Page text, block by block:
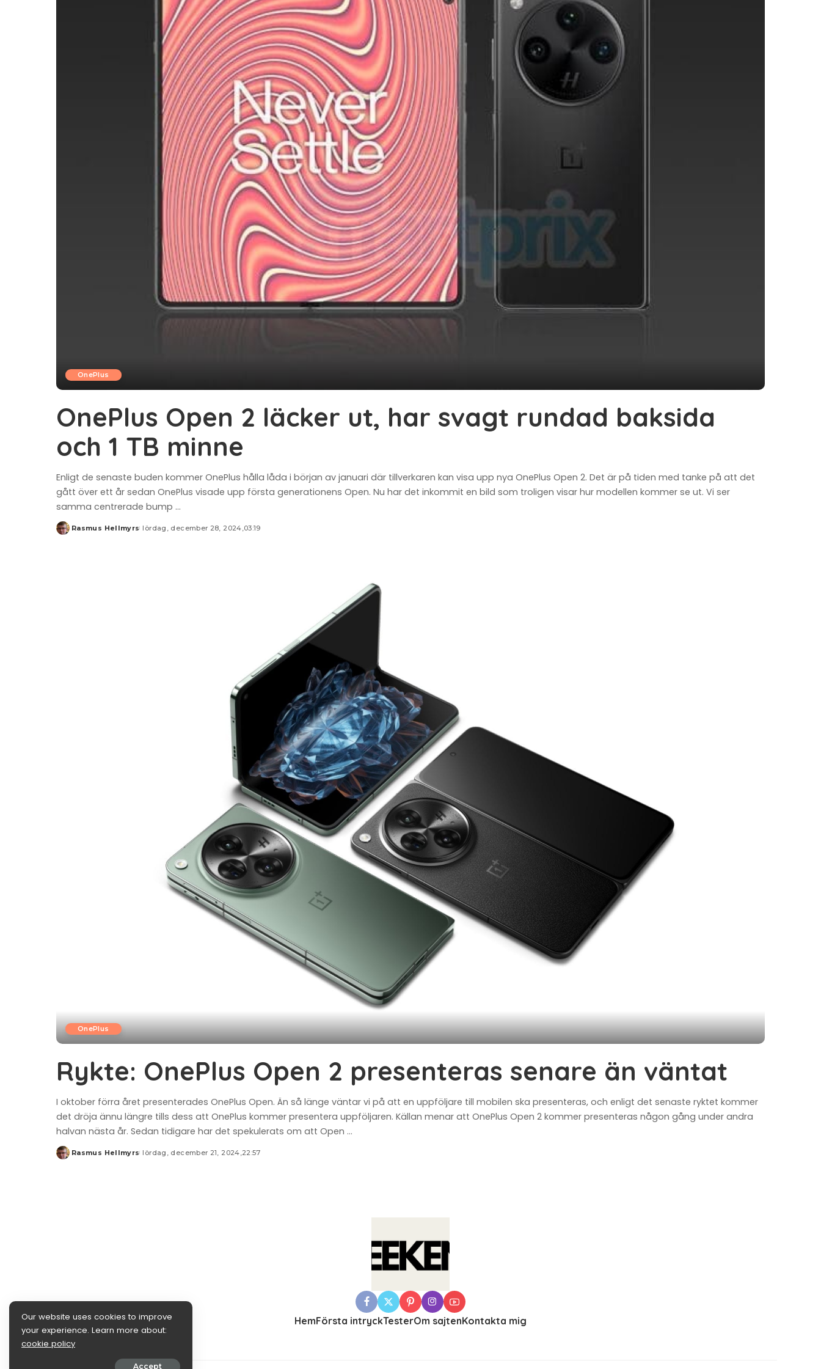
OnePlus
OnePlus Open 2 läcker ut, har svagt rundad baksida
och 1 TB minne
Enligt de senaste buden kommer OnePlus hålla låda i början av januari där tillverkaren kan visa upp nya OnePlus Open 2. Det är på tiden med tanke på att det
gått över ett år sedan OnePlus visade upp första generationens Open. Nu har det inkommit en bild som troligen visar hur modellen kommer se ut. Vi ser
samma centrerade bump ...
Posted
Rasmus Hellmyrs lördag, december 28, 2024,03:19
OnePlus
Rykte: OnePlus Open 2 presenteras senare än väntat
I oktober förra året presenterades OnePlus Open. Än så länge väntar vi på att en uppföljare till mobilen ska presenteras, och enligt det senaste ryktet kommer
det dröja ännu längre tills dess att OnePlus kommer presentera uppföljaren. Källan menar att OnePlus Open 2 kommer presenteras någon gång under andra
halvan nästa år. Sedan tidigare har det spekulerats om att Open ...
Posted
Rasmus Hellmyrs lördag, december 21, 2024,22:57
HemFörsta intryckTesterOm sajtenKontakta mig
Our website uses cookies to improve
your experience. Learn more about:
cookie policy
Accept